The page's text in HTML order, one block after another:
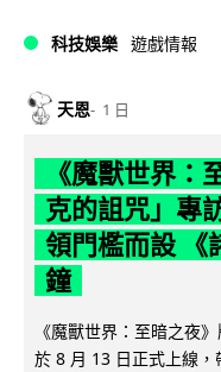
科技娛樂 遊戲情報
天恩 1 日
《魔獸世界：
克的詛咒」專
領門檻而設 《
鐘
《魔獸世界：至暗之夜
於 8 月 13 日正式上線